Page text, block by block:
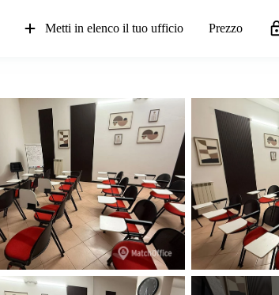
Metti in elenco il tuo ufficio Prezzo